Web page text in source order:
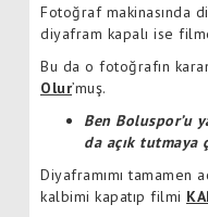
Fotoğraf makinasında
diyafram kapalı ise
Bu da o fotoğrafın
Olur’muş.
Ben Boluspor’u
da açık tutmaya
Diyaframımı tamamen
kalbimi kapatıp filmi